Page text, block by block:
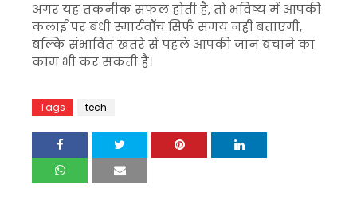
अगर यह तकनीक सफल होती है, तो भविष्य में आपकी
कलाई पर बंधी स्मार्टवॉच सिर्फ समय नहीं बताएगी,
बल्कि संभावित खतरे से पहले आपकी जान बचाने का
काम भी कर सकती है।
Tags tech